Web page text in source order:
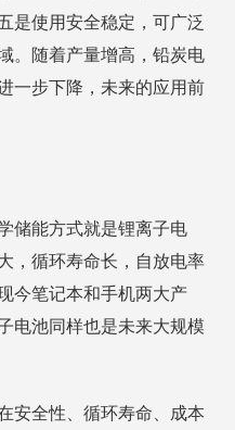
是使用安全稳定，可广泛
。随着产量增高，铅炭电
一步下降，未来的应用前
储能方式就是锂离子电
，循环寿命长，自放电率
今笔记本和手机两大产
电池同样也是未来大规模
安全性、循环寿命、成本